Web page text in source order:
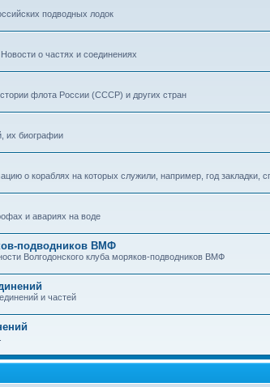
подводных лодок
о частях и соединениях
флота России (СССР) и других стран
их биографии
о кораблях на которых служили, например, год закладки,
и авариях на воде
подводников ВМФ
Волгодонского клуба моряков-подводников ВМФ
и частей